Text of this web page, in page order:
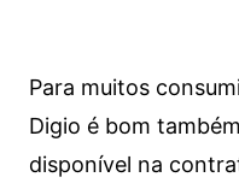
Para muitos
Digio é bom
disponível na